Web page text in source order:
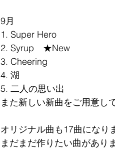
9月
1. Super Hero
2. Syrup　★New
3. Cheering
4. 湖
5. 二人の思い出
また新しい新曲をご用意し
オリジナル曲も17曲になり
まだまだ作りたい曲があり